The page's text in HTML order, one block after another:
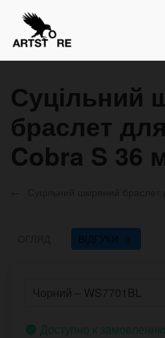
Суцільний
браслет
Cobra S 36
ВІДГУКИ 0
Доступно к замовленню